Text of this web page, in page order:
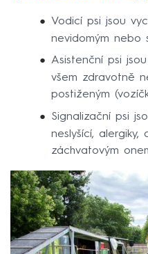
Vodicí psi jsou
nevidomým nebo
Asistenční psi
všem zdravotně
postiženým
Signalizační psi
neslyšící, alergiky,
záchvatovým